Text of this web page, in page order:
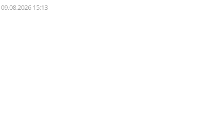
09.08.2026 15:13